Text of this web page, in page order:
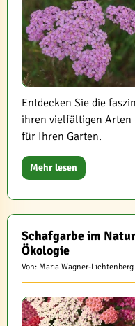
Entdecken Sie die
ihren vielfältigen Arten
für Ihren Garten.
Mehr lesen
Schafgarbe im
Ökologie
Von: Maria Wagner-Lichtenberg